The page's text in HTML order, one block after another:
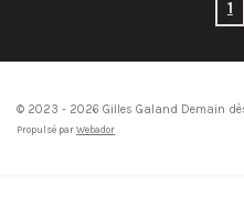
1
© 2023 - 2026 Gilles Galand Demain
Propulsé par Webador